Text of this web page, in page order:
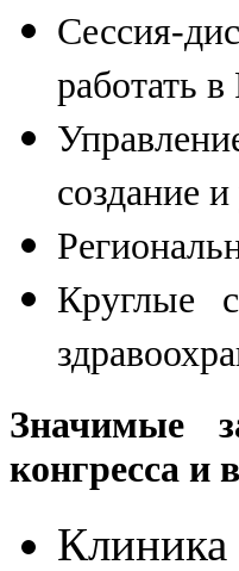
Сессия-
работать
создание
Круглые
Значимые
конгресса и